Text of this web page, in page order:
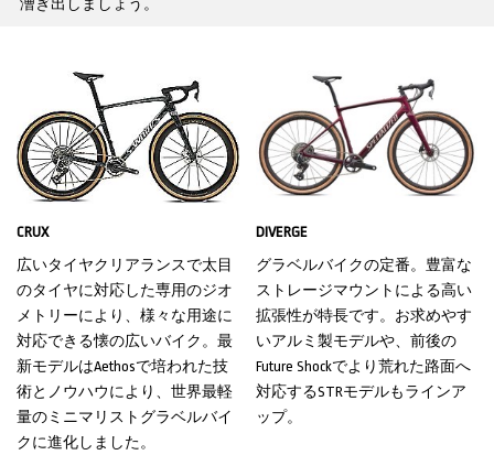
漕ぎ出しましょう。
CRUX
広いタイヤクリアランスで太目
のタイヤに対応した専用のジオ
メトリーにより、様々な用途に
対応できる懐の広いバイク。最
新モデルはAethosで培われた技
術とノウハウにより、世界最軽
量のミニマリストグラベルバイ
クに進化しました。
DIVERGE
グラベルバイクの定番。豊富な
ストレージマウントによる高い
拡張性が特長です。お求めやす
いアルミ製モデルや、前後の
Future Shockでより荒れた路面へ
対応するSTRモデルもラインア
ップ。